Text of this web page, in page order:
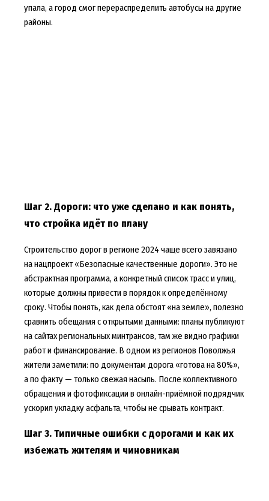
упала, а город смог перераспределить автобусы на другие
районы.
Шаг 2. Дороги: что уже сделано и как понять,
что стройка идёт по плану
Строительство дорог в регионе 2024 чаще всего завязано
на нацпроект «Безопасные качественные дороги». Это не
абстрактная программа, а конкретный список трасс и улиц,
которые должны привести в порядок к определённому
сроку. Чтобы понять, как дела обстоят «на земле», полезно
сравнить обещания с открытыми данными: планы публикуют
на сайтах региональных минтрансов, там же видно графики
работ и финансирование. В одном из регионов Поволжья
жители заметили: по документам дорога «готова на 80%»,
а по факту — только свежая насыпь. После коллективного
обращения и фотофиксации в онлайн-приёмной подрядчик
ускорил укладку асфальта, чтобы не срывать контракт.
Шаг 3. Типичные ошибки с дорогами и как их
избежать жителям и чиновникам